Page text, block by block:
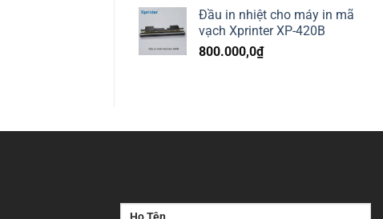
Đầu in nhiệt cho máy in mã
vạch Xprinter XP-420B
800.000,0₫